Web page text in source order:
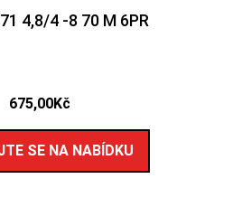
4,8/4 -8 70 M 6PR
675,00Kč
SE NA NABÍDKU